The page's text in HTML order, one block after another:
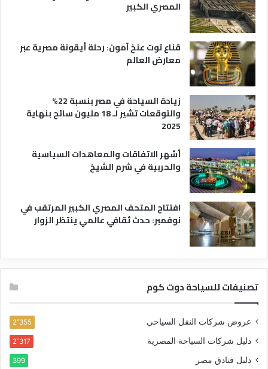
المصري الكبير
قناع توت عنخ آمون: رحلة أيقونة مصرية عبر
معارض العالم
زيادة السياحة في مصر بنسبة 22%
والتوقعات تشير لـ 18 مليون سائح بنهاية
2025
أشهر الاتفاقات والمعاهدات السياسية
والحربية في شرم الشيخ
افتتاح المتحف المصري الكبير المرتقب في
نوفمبر: حدث ثقافي عالمي ينتظر الزوار
تصنيفات للسياحة دوت كوم
عروض شركات النقل السياحي 2٬355
دليل شركات السياحة المصرية 2٬317
دليل فنادق مصر 399